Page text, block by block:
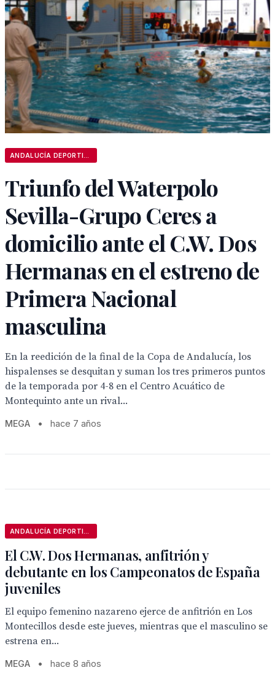
Triunfo del Waterpolo
Sevilla-Grupo Ceres a
domicilio ante el C.W. Dos
Hermanas en el estreno de
Primera Nacional
masculina
En la reedición de la final de la Copa de Andalucía, los
hispalenses se desquitan y suman los tres primeros puntos
de la temporada por 4-8 en el Centro Acuático de
Montequinto ante un rival...
MEGA • hace 7 años
El C.W. Dos Hermanas, anfitrión y
debutante en los Campeonatos de España
juveniles
El equipo femenino nazareno ejerce de anfitrión en Los
Montecillos desde este jueves, mientras que el masculino se
estrena en...
MEGA • hace 8 años